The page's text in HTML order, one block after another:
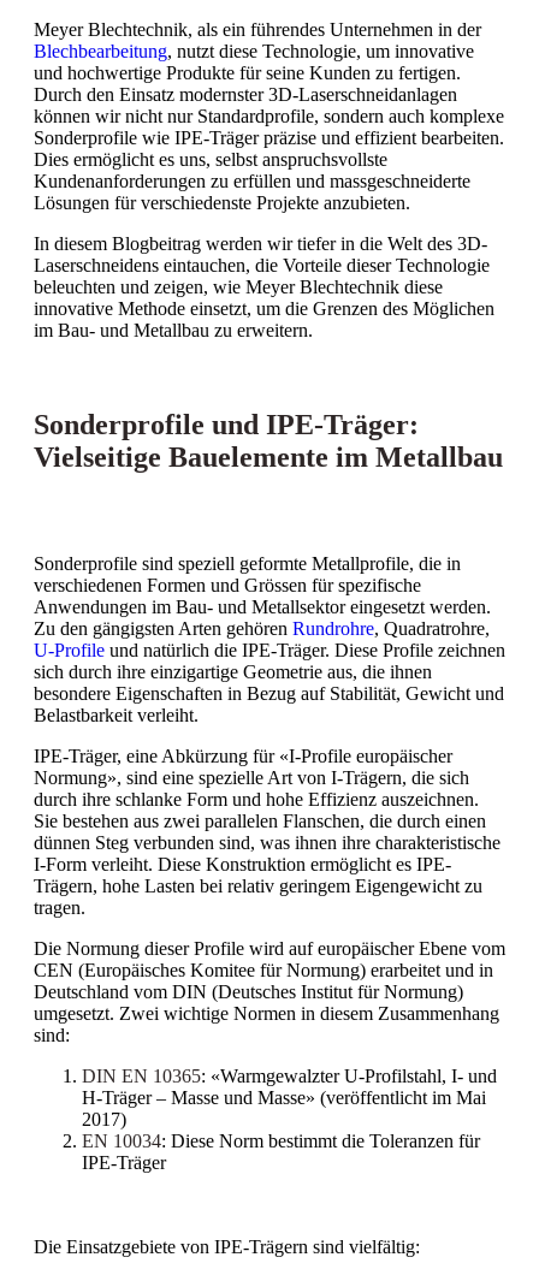
Meyer Blechtechnik, als ein führendes Unternehmen in der
Blechbearbeitung, nutzt diese Technologie, um innovative
und hochwertige Produkte für seine Kunden zu fertigen.
Durch den Einsatz modernster 3D-Laserschneidanlagen
können wir nicht nur Standardprofile, sondern auch komplexe
Sonderprofile wie IPE-Träger präzise und effizient bearbeiten.
Dies ermöglicht es uns, selbst anspruchsvollste
Kundenanforderungen zu erfüllen und massgeschneiderte
Lösungen für verschiedenste Projekte anzubieten.
In diesem Blogbeitrag werden wir tiefer in die Welt des 3D-
Laserschneidens eintauchen, die Vorteile dieser Technologie
beleuchten und zeigen, wie Meyer Blechtechnik diese
innovative Methode einsetzt, um die Grenzen des Möglichen
im Bau- und Metallbau zu erweitern.
Sonderprofile und IPE-Träger:
Vielseitige Bauelemente im Metallbau
Sonderprofile sind speziell geformte Metallprofile, die in
verschiedenen Formen und Grössen für spezifische
Anwendungen im Bau- und Metallsektor eingesetzt werden.
Zu den gängigsten Arten gehören Rundrohre, Quadratrohre,
U-Profile und natürlich die IPE-Träger. Diese Profile zeichnen
sich durch ihre einzigartige Geometrie aus, die ihnen
besondere Eigenschaften in Bezug auf Stabilität, Gewicht und
Belastbarkeit verleiht.
IPE-Träger, eine Abkürzung für «I-Profile europäischer
Normung», sind eine spezielle Art von I-Trägern, die sich
durch ihre schlanke Form und hohe Effizienz auszeichnen.
Sie bestehen aus zwei parallelen Flanschen, die durch einen
dünnen Steg verbunden sind, was ihnen ihre charakteristische
I-Form verleiht. Diese Konstruktion ermöglicht es IPE-
Trägern, hohe Lasten bei relativ geringem Eigengewicht zu
tragen.
Die Normung dieser Profile wird auf europäischer Ebene vom
CEN (Europäisches Komitee für Normung) erarbeitet und in
Deutschland vom DIN (Deutsches Institut für Normung)
umgesetzt. Zwei wichtige Normen in diesem Zusammenhang
sind:
DIN EN 10365: «Warmgewalzter U-Profilstahl, I- und
H-Träger – Masse und Masse» (veröffentlicht im Mai
2017)
EN 10034: Diese Norm bestimmt die Toleranzen für
IPE-Träger
Die Einsatzgebiete von IPE-Trägern sind vielfältig: